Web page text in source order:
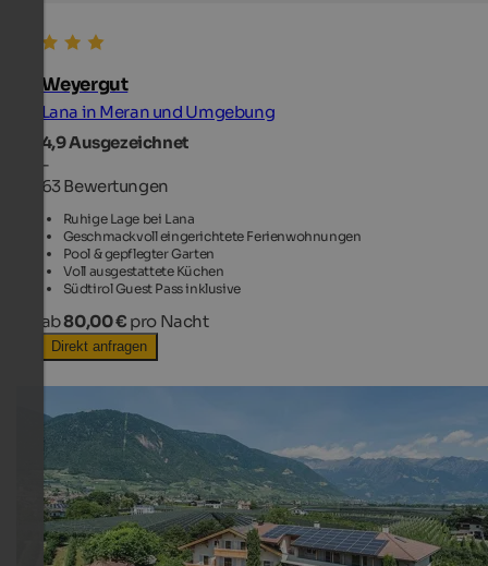
Weyergut
Lana in Meran und Umgebung
4,9Ausgezeichnet
-
63 Bewertungen
Ruhige Lage bei Lana
Geschmackvoll eingerichtete Ferienwohnungen
Pool & gepflegter Garten
Voll ausgestattete Küchen
Südtirol Guest Pass inklusive
ab80,00 € pro Nacht
Direkt anfragen